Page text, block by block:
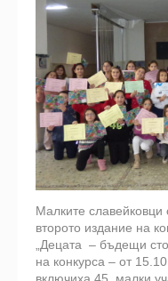
Малките славейковци
второто издание на
„Децата – бъдещи
на конкурса – от
включиха 45 малки